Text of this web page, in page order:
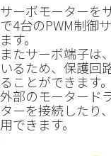
サーボモーターを
で4台のPWM制御
ます。
またサーボ端子は
いるため、保護回
ることができます。
外部のモータード
ターを接続したり
用できます。